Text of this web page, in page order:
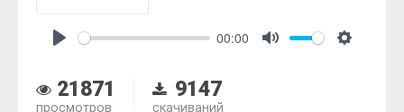
00:00
21871
просмотров
9147
скачиваний